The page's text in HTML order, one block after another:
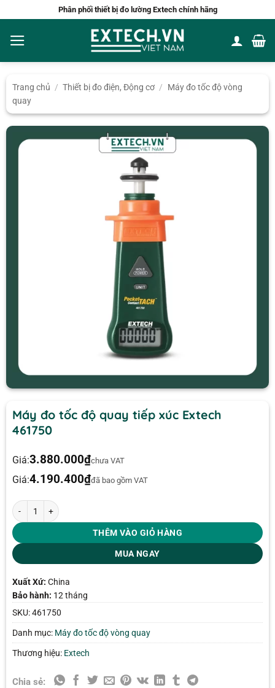
nội
dung
Phân phối thiết bị đo lường Extech chính hãng
Trang chủ / Thiết bị đo điện, Động cơ /
Máy đo tốc độ vòng
quay
Máy đo tốc độ quay tiếp xúc Extech
461750
Giá:3.880.000₫chưa VAT
Giá:4.190.400₫đã bao gồm VAT
Máy đo tốc độ quay tiếp xúc Extech 461750 số lượng
THÊM VÀO GIỎ HÀNG
MUA NGAY
Xuất Xứ: China
Bảo hành: 12 tháng
SKU:461750
Danh mục: Máy đo tốc độ vòng quay
Thương hiệu: Extech
Chia sẻ: